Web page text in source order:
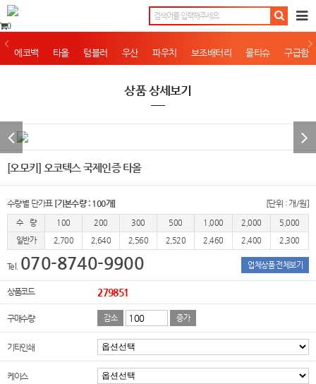
0
에코백 타올 텀블러 우산 파우치 보조배터리 물티슈 구급함
상품 상세보기
[오모키] 오코텍스 국제인증 타올
수량별 단가표 [기본수량 : 100개] [단위 : 개/원]
수 량 100 200 300 500 1,000 2,000
5,000
일반가
2,700 2,640 2,560 2,520 2,460 2,400 2,300
Tel. 070-8740-9900 업체상품 전체보기
상품코드 279851
구매수량 감소 증가
기타인쇄
케이스